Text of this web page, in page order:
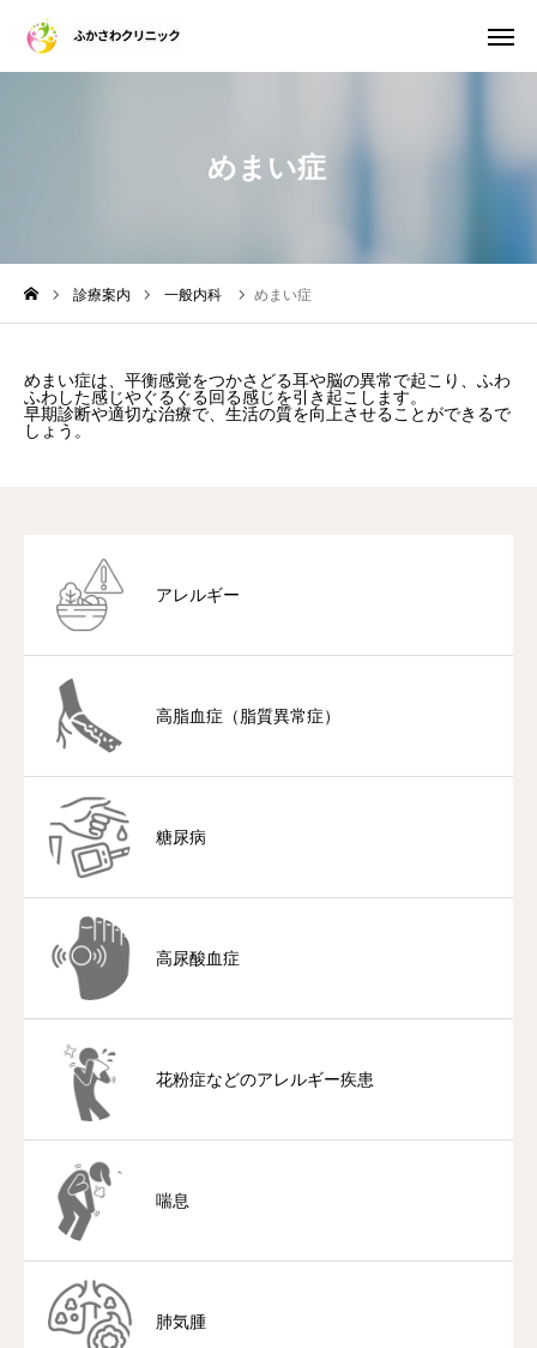
めまい症
診療案内 一般内科 めまい症
めまい症は、平衡感覚をつかさどる耳や脳の異常で起こり、ふわ
ふわした感じやぐるぐる回る感じを引き起こします。
早期診断や適切な治療で、生活の質を向上させることができるで
しょう。
アレルギー
高脂血症（脂質異常症）
糖尿病
高尿酸血症
花粉症などのアレルギー疾患
喘息
肺気腫
施設・設備のご案内
ブログ・コラム